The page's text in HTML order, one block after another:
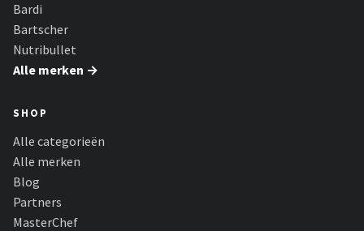
Bardi
Bartscher
Nutribullet
Alle merken →
SHOP
Alle categorieën
Alle merken
Blog
Partners
MasterChef